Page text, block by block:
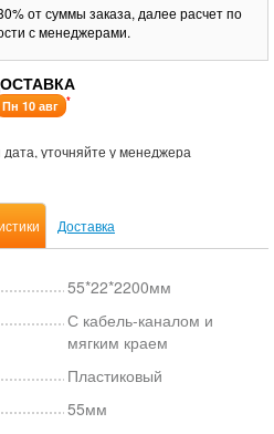
от суммы заказа, далее расчет по
с менеджерами.
Пн 10 авг *
уточняйте у менеджера
Доставка
55*22*2200мм
С кабель-каналом и
мягким краем
Пластиковый
55мм